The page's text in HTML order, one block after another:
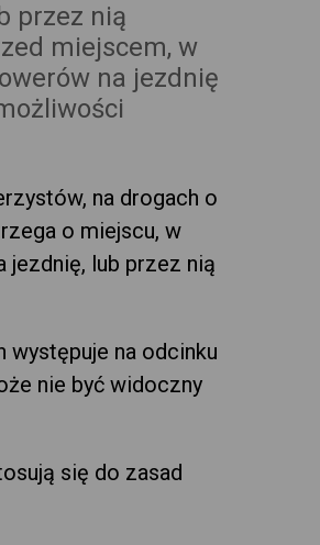
przez nią
miejscem, w
na jezdnię
na drogach o
o miejscu, w
lub przez nią
występuje na odcinku
nie być widoczny
się do zasad